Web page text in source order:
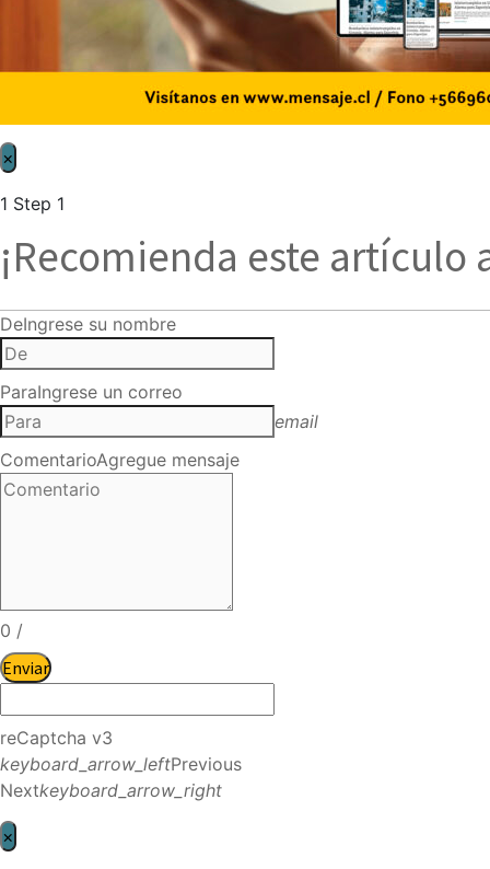
×
1 Step 1
¡Recomienda este artículo
DeIngrese su nombre
ParaIngrese un correo
email
ComentarioAgregue mensaje
0 /
Enviar
reCaptcha v3
keyboard_arrow_leftPrevious
Nextkeyboard_arrow_right
×